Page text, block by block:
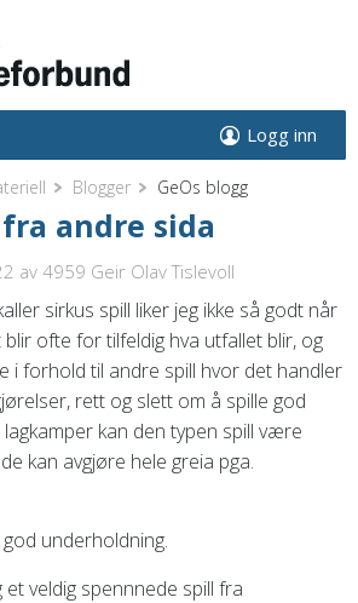
Logg inn
Blogger GeOs blogg
andre sida
av 4959 Geir Olav Tislevoll
sirkus spill liker jeg ikke så godt når
ofte for tilfeldig hva utfallet blir, og
i forhold til andre spill hvor det handler
rett og slett om å spille god
kan den typen spill være
kan avgjøre hele greia pga.
underholdning.
veldig spennnede spill fra